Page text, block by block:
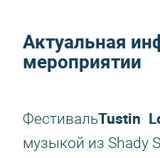
Актуальная
мероприятии
ФестивальTustin
музыкой из Shady